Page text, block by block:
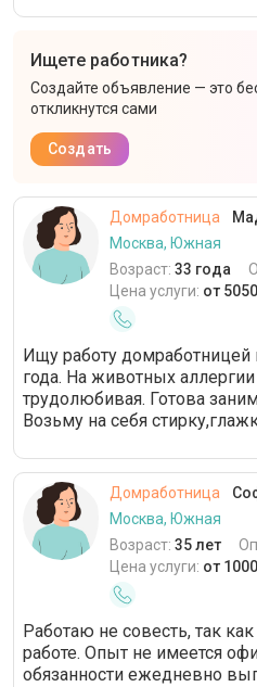
Ищете работника?
Создайте объявление — это
откликнутся сами
Создать
Домработница
Москва, Южная
Возраст: 33 года
Цена услуги: от
Ищу работу домработницей
года. На животных аллергии
трудолюбивая. Готова
Возьму на себя
Домработница
Москва, Южная
Возраст: 35 лет
Цена услуги: от
Работаю не совесть, так
работе. Опыт не имеется
обязанности ежедневно